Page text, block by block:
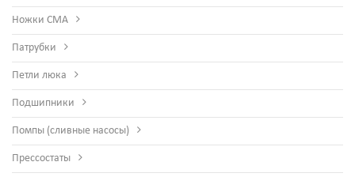
Ножки СМА
Патрубки
Петли люка
Подшипники
Помпы (сливные насосы)
Прессостаты